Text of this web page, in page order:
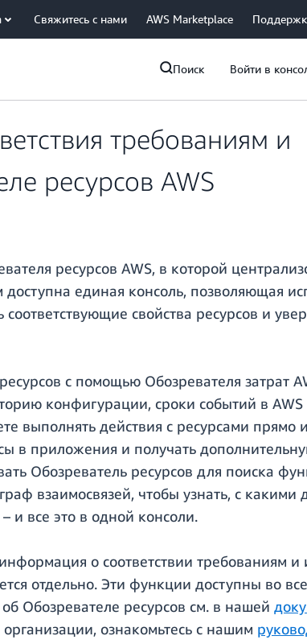
Свяжитесь с нами AWS Marketplace
Поиск Войти в
требованиям и
ресурсов AWS
ресурсов AWS, в которой
доступна единая консоль, позволяющая
свойства ресурсов и
с помощью Обозревателя затрат
конфигурации, сроки событий в
выполнять действия с ресурсами прямо
в приложения и получать
Обозреватель ресурсов для поиска
взаимосвязей, чтобы узнать, с какими
и все это в одной консоли.
о соответствии требованиям и
отдельно. Эти функции доступны во
Обозревателе ресурсов см. в нашей
ознакомьтесь с нашим